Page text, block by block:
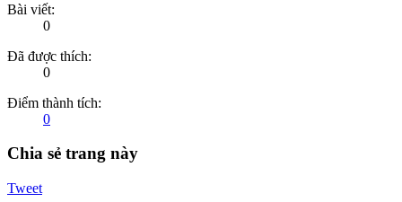
Bài viết:
0
Đã được thích:
0
Điểm thành tích:
0
Chia sẻ trang này
Tweet